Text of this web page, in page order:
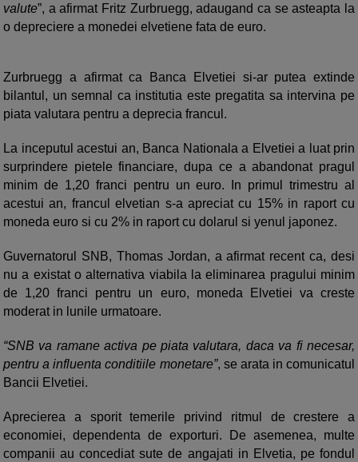
valute”, a afirmat Fritz Zurbruegg, adaugand ca se asteapta la
o depreciere a monedei elvetiene fata de euro.
Zurbruegg a afirmat ca Banca Elvetiei si-ar putea extinde
bilantul, un semnal ca institutia este pregatita sa intervina pe
piata valutara pentru a deprecia francul.
La inceputul acestui an, Banca Nationala a Elvetiei a luat prin
surprindere pietele financiare, dupa ce a abandonat pragul
minim de 1,20 franci pentru un euro. In primul trimestru al
acestui an, francul elvetian s-a apreciat cu 15% in raport cu
moneda euro si cu 2% in raport cu dolarul si yenul japonez.
Guvernatorul SNB, Thomas Jordan, a afirmat recent ca, desi
nu a existat o alternativa viabila la eliminarea pragului minim
de 1,20 franci pentru un euro, moneda Elvetiei va creste
moderat in lunile urmatoare.
“SNB va ramane activa pe piata valutara, daca va fi necesar,
pentru a influenta conditiile monetare”, se arata in comunicatul
Bancii Elvetiei.
Aprecierea a sporit temerile privind ritmul de crestere a
economiei, dependenta de exporturi. De asemenea, multe
companii au concediat sute de angajati in Elvetia, pe fondul